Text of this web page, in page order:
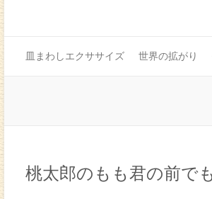
皿まわしエクササイズ 世界の拡がり
桃太郎のもも君の前で